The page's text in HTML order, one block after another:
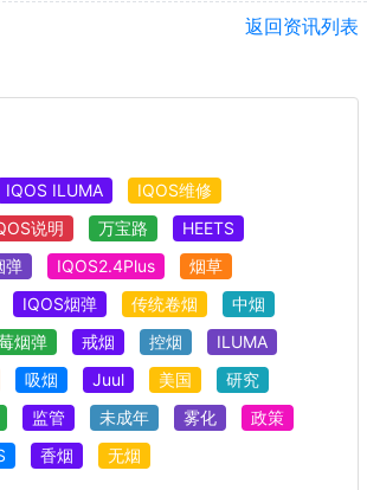
返回资讯列表
IQOS ILUMA
IQOS维修
说明 万宝路
HEETS
弹 IQOS2.4Plus
烟草
IQOS烟弹 传统卷烟
中烟
烟弹 戒烟 控烟
ILUMA
吸烟 Juul 美国
研究
监管 未成年 雾化
政策
香烟 无烟